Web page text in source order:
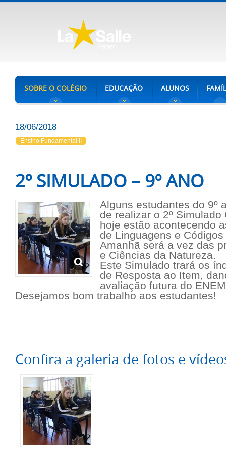
SOBRE O COLÉGIO EDUCAÇÃO ALUNOS
18/06/2018
Ensino Fundamental II
2º SIMULADO – 9º ANO
Alguns estudantes do 9º
de realizar o 2º
hoje estão acontecendo
de Linguagens e
Amanhã será a vez das
e Ciências da Natureza.
Este Simulado trará os
de Resposta ao Item,
avaliação futura do
Desejamos bom trabalho aos estudantes!
Confira a galeria de fotos e